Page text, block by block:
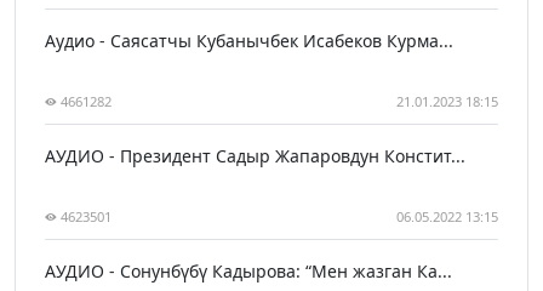
Аудио - Саясатчы Кубанычбек Исабеков Курма...
4661282 21.01.2023 18:15
АУДИО - Президент Садыр Жапаровдун Констит...
4623501 06.05.2022 13:15
АУДИО - Сонунбүбү Кадырова: “Мен жазган Ка...